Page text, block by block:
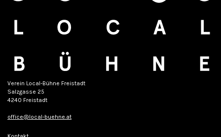
Verein Local-Bühne Freistadt
Salzgasse 25
4240 Freistadt
office@local-buehne.at